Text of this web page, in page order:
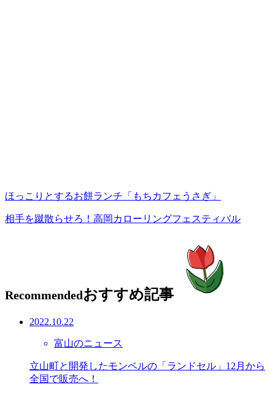
ほっこりとするお餅ランチ「もちカフェうさぎ」
相手を蹴散らせろ！高岡カローリングフェスティバル
Recommendedおすすめ記事
2022.10.22
富山のニュース
立山町と開発したモンベルの「ランドセル」12月から
全国で販売へ！